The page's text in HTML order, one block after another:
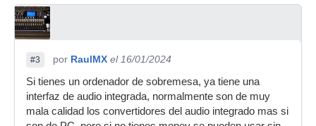
#3 por RaulMX el 16/01/2024
Si tienes un ordenador de sobremesa, ya tiene una
interfaz de audio integrada, normalmente son de muy
mala calidad los convertidores del audio integrado mas si